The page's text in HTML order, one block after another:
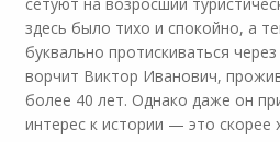
здесь было тихо и спокойно, а
буквально протискиваться
ворчит Виктор Иванович,
более 40 лет. Однако даже он
интерес к истории — это